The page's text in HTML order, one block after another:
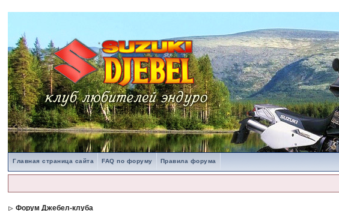
Главная страница сайта FAQ по форуму Правила форума
Форум Джебел-клуба